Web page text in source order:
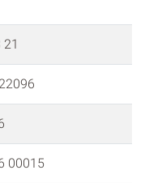
00015